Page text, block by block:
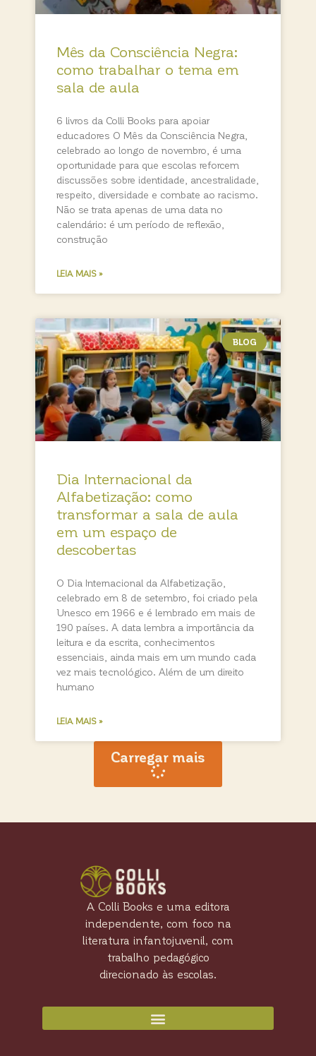
Mês da Consciência Negra:
como trabalhar o tema em
sala de aula
6 livros da Colli Books para apoiar
educadores O Mês da Consciência Negra,
celebrado ao longo de novembro, é uma
oportunidade para que escolas reforcem
discussões sobre identidade, ancestralidade,
respeito, diversidade e combate ao racismo.
Não se trata apenas de uma data no
calendário: é um período de reflexão,
construção
LEIA MAIS »
BLOG
Dia Internacional da
Alfabetização: como
transformar a sala de aula
em um espaço de
descobertas
O Dia Internacional da Alfabetização,
celebrado em 8 de setembro, foi criado pela
Unesco em 1966 e é lembrado em mais de
190 países. A data lembra a importância da
leitura e da escrita, conhecimentos
essenciais, ainda mais em um mundo cada
vez mais tecnológico. Além de um direito
humano
LEIA MAIS »
Carregar mais
A Colli Books e uma editora
independente, com foco na
literatura infantojuvenil, com
trabalho pedagógico
direcionado às escolas.